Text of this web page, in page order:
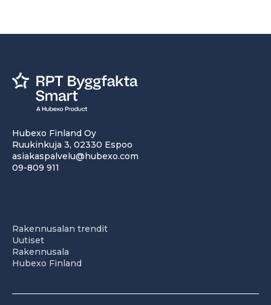
Hubexo Finland Oy
Ruukinkuja 3, 02330 Espoo
asiakaspalvelu@hubexo.com
09-809 911
Rakennusalan trendit
Uutiset
Rakennusala
Hubexo Finland